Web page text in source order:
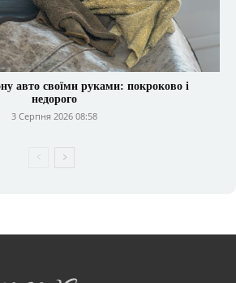
авто своїми руками: покроково і
недорого
3 Серпня 2026 08:58